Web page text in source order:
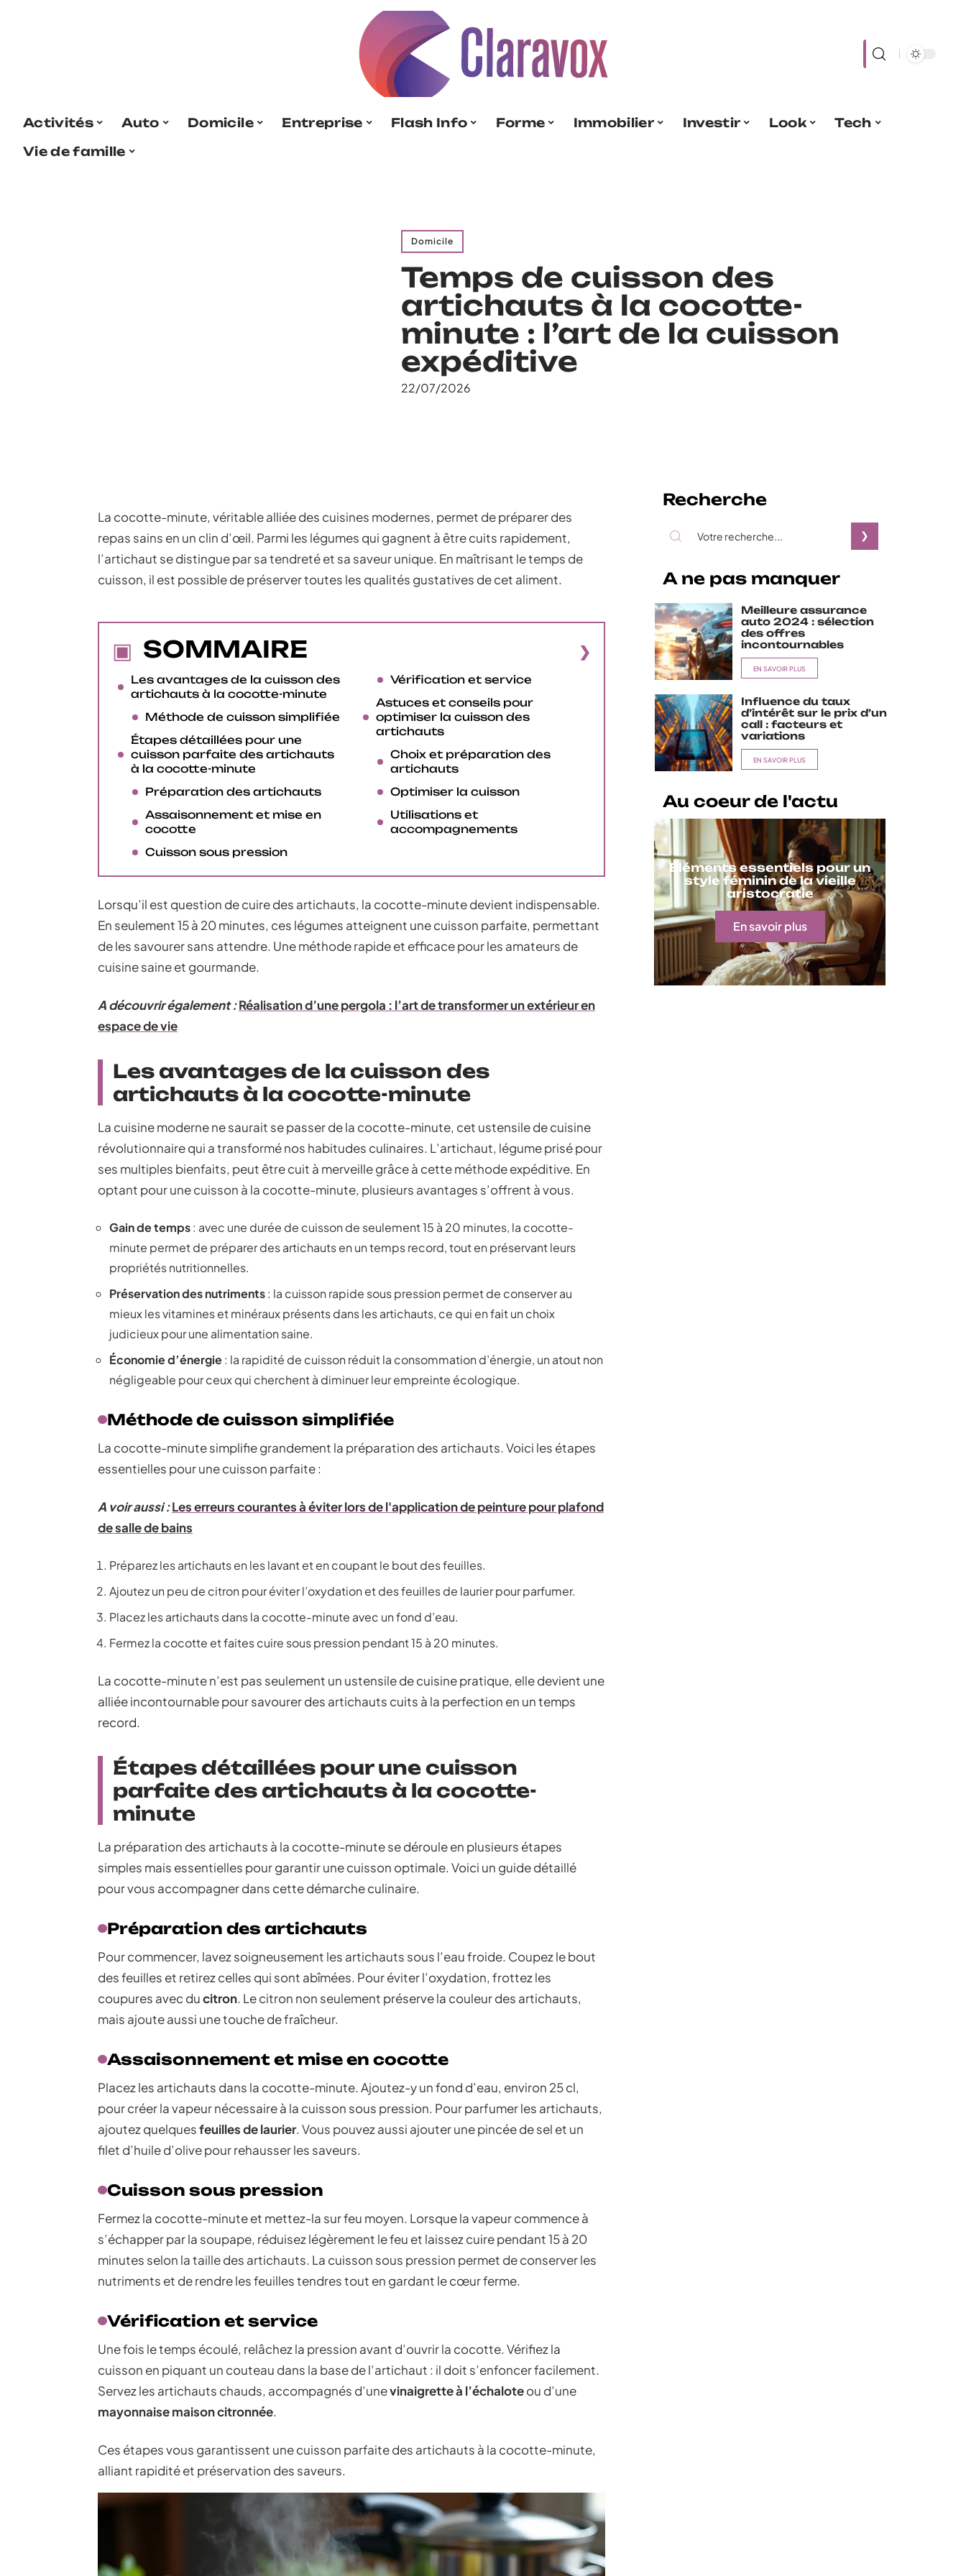
Activités Auto Domicile Entreprise Flash Info Forme Immobilier Investir Look
Tech
Vie de famille
Domicile
Temps de cuisson des
artichauts à la cocotte-
minute : l’art de la cuisson
expéditive
22/07/2026
La cocotte-minute, véritable alliée des cuisines modernes, permet de préparer des
repas sains en un clin d’œil. Parmi les légumes qui gagnent à être cuits rapidement,
l’artichaut se distingue par sa tendreté et sa saveur unique. En maîtrisant le temps de
cuisson, il est possible de préserver toutes les qualités gustatives de cet aliment.
SOMMAIRE
Les avantages de la cuisson des
artichauts à la cocotte-minute
Méthode de cuisson simplifiée
Étapes détaillées pour une
cuisson parfaite des artichauts
à la cocotte-minute
Préparation des artichauts
Assaisonnement et mise en
cocotte
Cuisson sous pression
Vérification et service
Astuces et conseils pour
optimiser la cuisson des
artichauts
Choix et préparation des
artichauts
Optimiser la cuisson
Utilisations et
accompagnements
Lorsqu’il est question de cuire des artichauts, la cocotte-minute devient indispensable.
En seulement 15 à 20 minutes, ces légumes atteignent une cuisson parfaite, permettant
de les savourer sans attendre. Une méthode rapide et efficace pour les amateurs de
cuisine saine et gourmande.
A découvrir également :Réalisation d’une pergola : l’art de transformer un extérieur en
espace de vie
Les avantages de la cuisson des
artichauts à la cocotte-minute
La cuisine moderne ne saurait se passer de la cocotte-minute, cet ustensile de cuisine
révolutionnaire qui a transformé nos habitudes culinaires. L’artichaut, légume prisé pour
ses multiples bienfaits, peut être cuit à merveille grâce à cette méthode expéditive. En
optant pour une cuisson à la cocotte-minute, plusieurs avantages s’offrent à vous.
Gain de temps: avec une durée de cuisson de seulement 15 à 20 minutes, la cocotte-
minute permet de préparer des artichauts en un temps record, tout en préservant leurs
propriétés nutritionnelles.
Préservation des nutriments: la cuisson rapide sous pression permet de conserver au
mieux les vitamines et minéraux présents dans les artichauts, ce qui en fait un choix
judicieux pour une alimentation saine.
Économie d’énergie: la rapidité de cuisson réduit la consommation d’énergie, un atout non
négligeable pour ceux qui cherchent à diminuer leur empreinte écologique.
Méthode de cuisson simplifiée
La cocotte-minute simplifie grandement la préparation des artichauts. Voici les étapes
essentielles pour une cuisson parfaite :
A voir aussi :Les erreurs courantes à éviter lors de l'application de peinture pour plafond
de salle de bains
Préparez les artichauts en les lavant et en coupant le bout des feuilles.
Ajoutez un peu de citron pour éviter l’oxydation et des feuilles de laurier pour parfumer.
Placez les artichauts dans la cocotte-minute avec un fond d’eau.
Fermez la cocotte et faites cuire sous pression pendant 15 à 20 minutes.
La cocotte-minute n’est pas seulement un ustensile de cuisine pratique, elle devient une
alliée incontournable pour savourer des artichauts cuits à la perfection en un temps
record.
Étapes détaillées pour une cuisson
parfaite des artichauts à la cocotte-
minute
La préparation des artichauts à la cocotte-minute se déroule en plusieurs étapes
simples mais essentielles pour garantir une cuisson optimale. Voici un guide détaillé
pour vous accompagner dans cette démarche culinaire.
Préparation des artichauts
Pour commencer, lavez soigneusement les artichauts sous l’eau froide. Coupez le bout
des feuilles et retirez celles qui sont abîmées. Pour éviter l’oxydation, frottez les
coupures avec ducitron. Le citron non seulement préserve la couleur des artichauts,
mais ajoute aussi une touche de fraîcheur.
Assaisonnement et mise en cocotte
Placez les artichauts dans la cocotte-minute. Ajoutez-y un fond d’eau, environ 25 cl,
pour créer la vapeur nécessaire à la cuisson sous pression. Pour parfumer les artichauts,
ajoutez quelquesfeuilles de laurier. Vous pouvez aussi ajouter une pincée de sel et un
filet d’huile d’olive pour rehausser les saveurs.
Cuisson sous pression
Fermez la cocotte-minute et mettez-la sur feu moyen. Lorsque la vapeur commence à
s’échapper par la soupape, réduisez légèrement le feu et laissez cuire pendant 15 à 20
minutes selon la taille des artichauts. La cuisson sous pression permet de conserver les
nutriments et de rendre les feuilles tendres tout en gardant le cœur ferme.
Vérification et service
Une fois le temps écoulé, relâchez la pression avant d’ouvrir la cocotte. Vérifiez la
cuisson en piquant un couteau dans la base de l’artichaut : il doit s’enfoncer facilement.
Servez les artichauts chauds, accompagnés d’unevinaigrette à l’échaloteou d’une
mayonnaise maison citronnée.
Ces étapes vous garantissent une cuisson parfaite des artichauts à la cocotte-minute,
alliant rapidité et préservation des saveurs.
Recherche
A ne pas manquer
Meilleure assurance
auto 2024 : sélection
des offres
incontournables
EN SAVOIR PLUS
Influence du taux
d’intérêt sur le prix d’un
call : facteurs et
variations
EN SAVOIR PLUS
Au coeur de l'actu
Éléments essentiels pour un
style féminin de la vieille
aristocratie
En savoir plus